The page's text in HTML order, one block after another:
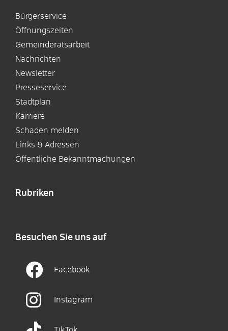
Bürgerservice
Öffnungszeiten
Gemeinderatsarbeit
Nachrichten
Newsletter
Presseservice
Stadtplan
Karriere
Schaden melden
Links & Adressen
Öffentliche Bekanntmachungen
Rubriken
Besuchen Sie uns auf
Facebook
Instagram